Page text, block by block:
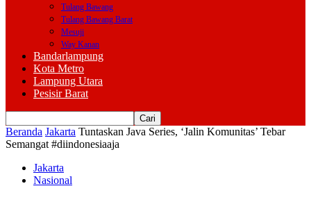
Tulang Bawang
Tulang Bawang Barat
Mesuji
Way Kanan
Bandarlampung
Kota Metro
Lampung Utara
Pesisir Barat
Beranda Jakarta Tuntaskan Java Series, ‘Jalin Komunitas’ Tebar
Semangat #diindonesiaaja
Jakarta
Nasional